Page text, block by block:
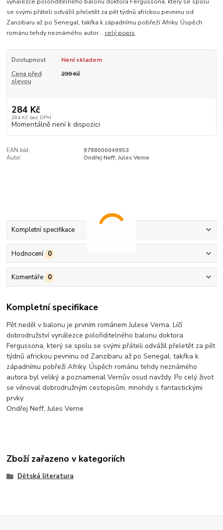
se svými přáteli odvážil přeletět za pět týdnů africkou pevninu od
Zanzibaru až po Senegal, takřka k západnímu pobřeží Afriky. Úspěch
románu tehdy neznámého autor... celý popis
Dostupnost
Není skladem
Cena před
slevou
299 Kč
284 Kč
284 Kč bez DPH
Momentálně není k dispozici
EAN kód:
9788000049953
Autor:
Ondřej Neff, Jules Verne
Kompletní specifikace
Hodnocení 0
Komentáře 0
Kompletní specifikace
Pět neděl v balonu je prvním románem Julese Verna. Líčí
dobrodružství vynálezce polořiditelného balonu doktora
Fergussona, který se spolu se svými přáteli odvážil přeletět za pět
týdnů africkou pevninu od Zanzibaru až po Senegal, takřka k
západnímu pobřeží Afriky. Úspěch románu tehdy neznámého
autora byl veliký a poznamenal Vernův osud navždy. Po celý život
se věnoval dobrodružným cestopisům, mnohdy s fantastickými
prvky.
Ondřej Neff, Jules Verne
Zboží zařazeno v kategoriích
Dětská literatura